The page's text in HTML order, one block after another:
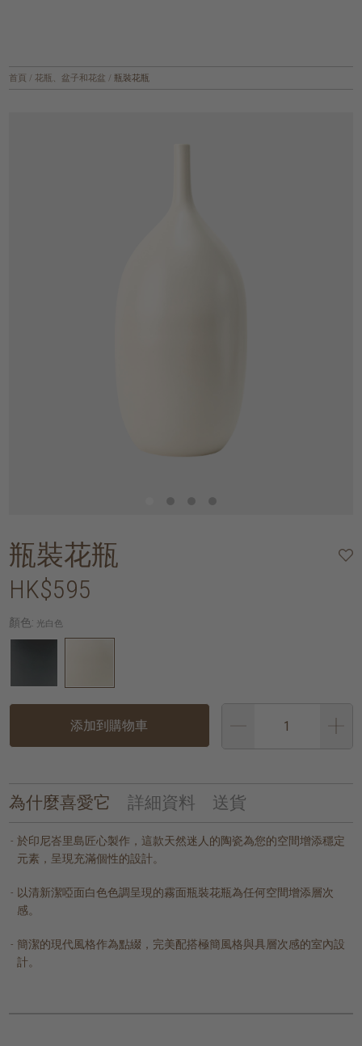
首頁 / 花瓶、盆子和花盆 / 瓶裝花瓶
瓶裝花瓶
HK$595
顏色: 光白色
添加到購物車
為什麼喜愛它 詳細資料 送貨
於印尼峇里島匠心製作，這款天然迷人的陶瓷為您的空間增添穩定
元素，呈現充滿個性的設計。
以清新潔啞面白色色調呈現的霧面瓶裝花瓶為任何空間增添層次
感。
簡潔的現代風格作為點綴，完美配搭極簡風格與具層次感的室內設
計。